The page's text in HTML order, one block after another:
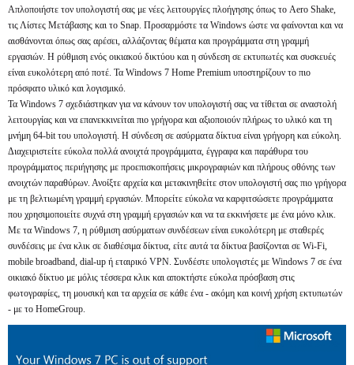
Απλοποιήστε τον υπολογιστή σας με νέες λειτουργίες πλοήγησης όπως το Aero Shake,
τις Λίστες Μετάβασης και το Snap. Προσαρμόστε τα Windows ώστε να φαίνονται και να
αισθάνονται όπως σας αρέσει, αλλάζοντας θέματα και προγράμματα στη γραμμή
εργασιών. Η ρύθμιση ενός οικιακού δικτύου και η σύνδεση σε εκτυπωτές και συσκευές
είναι ευκολότερη από ποτέ. Τα Windows 7 Home Premium υποστηρίζουν το πιο
πρόσφατο υλικό και λογισμικό.
Τα Windows 7 σχεδιάστηκαν για να κάνουν τον υπολογιστή σας να τίθεται σε αναστολή
λειτουργίας και να επανεκκινείται πιο γρήγορα και αξιοποιούν πλήρως το υλικό και τη
μνήμη 64-bit του υπολογιστή. Η σύνδεση σε ασύρματα δίκτυα είναι γρήγορη και εύκολη.
Διαχειριστείτε εύκολα πολλά ανοιχτά προγράμματα, έγγραφα και παράθυρα του
προγράμματος περιήγησης με προεπισκοπήσεις μικρογραφιών και πλήρους οθόνης των
ανοιχτών παραθύρων. Ανοίξτε αρχεία και μετακινηθείτε στον υπολογιστή σας πιο γρήγορα
με τη βελτιωμένη γραμμή εργασιών. Μπορείτε εύκολα να καρφιτσώσετε προγράμματα
που χρησιμοποιείτε συχνά στη γραμμή εργασιών και να τα εκκινήσετε με ένα μόνο κλικ.
Με τα Windows 7, η ρύθμιση ασύρματων συνδέσεων είναι ευκολότερη με σταθερές
συνδέσεις με ένα κλικ σε διαθέσιμα δίκτυα, είτε αυτά τα δίκτυα βασίζονται σε Wi-Fi,
mobile broadband, dial-up ή εταιρικό VPN. Συνδέστε υπολογιστές με Windows 7 σε ένα
οικιακό δίκτυο με μόλις τέσσερα κλικ και αποκτήστε εύκολα πρόσβαση στις
φωτογραφίες, τη μουσική και τα αρχεία σε κάθε ένα - ακόμη και κοινή χρήση εκτυπωτών
- με το HomeGroup.